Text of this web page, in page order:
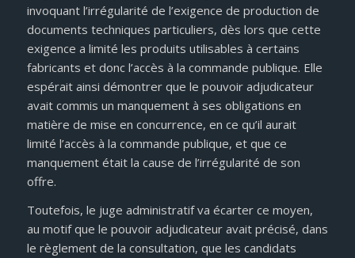
invoquant l’irrégularité de l’exigence de production de
documents techniques particuliers, dès lors que cette
exigence a limité les produits utilisables à certains
fabricants et donc l’accès à la commande publique. Elle
espérait ainsi démontrer que le pouvoir adjudicateur
avait commis un manquement à ses obligations en
matière de mise en concurrence, en ce qu’il aurait
limité l’accès à la commande publique, et que ce
manquement était la cause de l’irrégularité de son
offre.
Toutefois, le juge administratif va écarter ce moyen,
au motif que le pouvoir adjudicateur avait précisé, dans
le règlement de la consultation, que les candidats